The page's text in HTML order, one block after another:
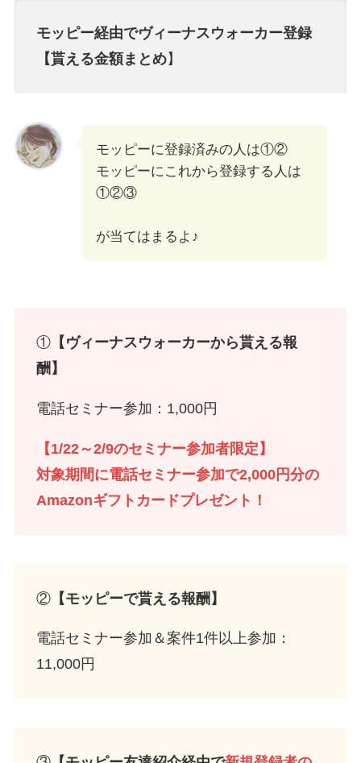
モッピー経由でヴィーナスウォーカー登録
【貰える金額まとめ】
モッピーに登録済みの人は①②
モッピーにこれから登録する人は
①②③
が当てはまるよ♪
①【ヴィーナスウォーカーから貰える報
酬】
電話セミナー参加：1,000円
【1/22～2/9のセミナー参加者限定】
対象期間に電話セミナー参加で2,000円分の
Amazonギフトカードプレゼント！
②【モッピーで貰える報酬】
電話セミナー参加＆案件1件以上参加：
11,000円